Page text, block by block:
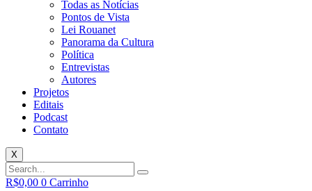
Todas as Notícias
Pontos de Vista
Lei Rouanet
Panorama da Cultura
Política
Entrevistas
Autores
Projetos
Editais
Podcast
Contato
X
R$0,00 0 Carrinho